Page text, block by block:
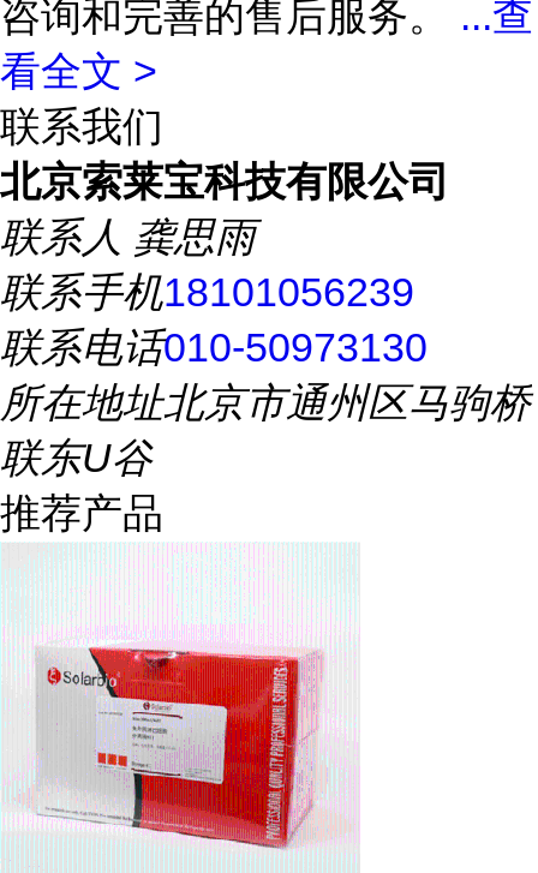
咨询和完善的售后服务。 ...查
看全文 >
联系我们
北京索莱宝科技有限公司
联系人 龚思雨
联系手机18101056239
联系电话010-50973130
所在地址北京市通州区马驹桥
联东U谷
推荐产品